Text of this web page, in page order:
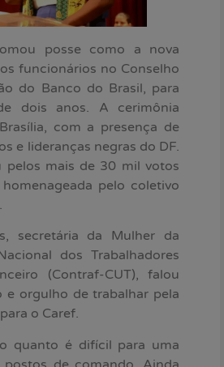
posse como a nova
funcionários no Conselho
do Banco do Brasil, para
dois anos. A cerimônia
com a presença de
e lideranças negras do DF.
pelos mais de 30 mil votos
pelo coletivo
secretária da Mulher da
dos Trabalhadores
(Contraf-CUT), falou
e orgulho de trabalhar pela
o Caref.
quanto é difícil para uma